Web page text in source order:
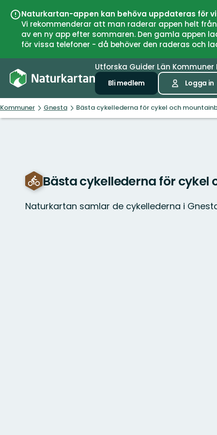
Naturkartan-appen kan behöva uppdateras för
Vi rekommenderar att man raderar appen helt
av en ny app efter sommaren. Den gamla
för vissa telefoner - då behöver den raderas och
Utforska Guider Län Kommuner
Bli medlem Logga in
Kommuner Gnesta Bästa cykellederna för cykel och
Bästa cykellederna för cykel
Naturkartan samlar de cykellederna i